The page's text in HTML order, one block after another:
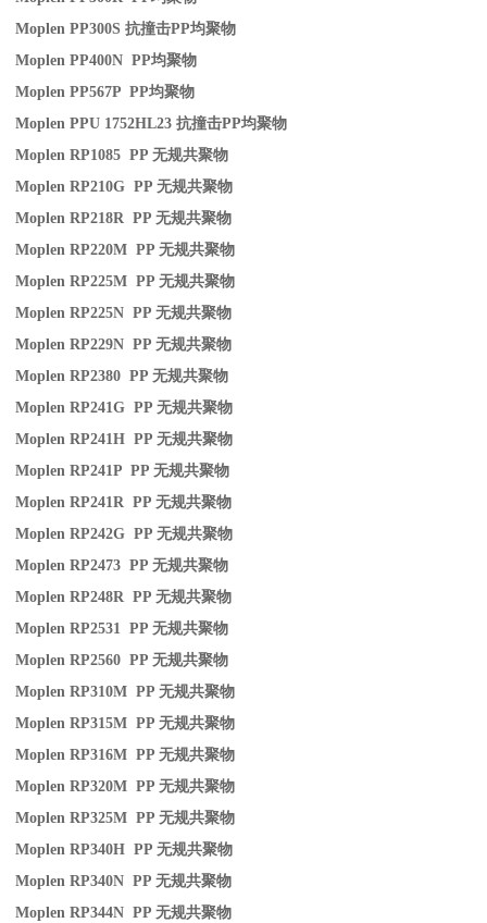
Moplen PP300S抗撞击PP均聚物
Moplen PP400N PP均聚物
Moplen PP567P PP均聚物
Moplen PPU 1752HL23抗撞击PP均聚物
Moplen RP1085 PP无规共聚物
Moplen RP210G PP无规共聚物
Moplen RP218R PP无规共聚物
Moplen RP220M PP无规共聚物
Moplen RP225M PP无规共聚物
Moplen RP225N PP无规共聚物
Moplen RP229N PP无规共聚物
Moplen RP2380 PP无规共聚物
Moplen RP241G PP无规共聚物
Moplen RP241H PP无规共聚物
Moplen RP241P PP无规共聚物
Moplen RP241R PP无规共聚物
Moplen RP242G PP无规共聚物
Moplen RP2473 PP无规共聚物
Moplen RP248R PP无规共聚物
Moplen RP2531 PP无规共聚物
Moplen RP2560 PP无规共聚物
Moplen RP310M PP无规共聚物
Moplen RP315M PP无规共聚物
Moplen RP316M PP无规共聚物
Moplen RP320M PP无规共聚物
Moplen RP325M PP无规共聚物
Moplen RP340H PP无规共聚物
Moplen RP340N PP无规共聚物
Moplen RP344N PP无规共聚物